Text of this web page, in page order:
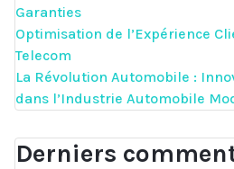
Garanties
Optimisation de l’Expérience
Telecom
La Révolution Automobile :
dans l’Industrie Automobile
Derniers